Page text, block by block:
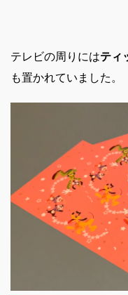
テレビの周りにはティ
も置かれていました。